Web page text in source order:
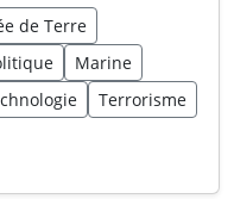
de Terre
Marine
Terrorisme